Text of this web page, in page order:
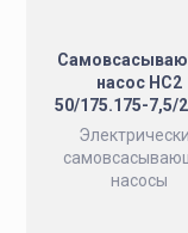
насос НС2
50/175.175-7,5/
насосы